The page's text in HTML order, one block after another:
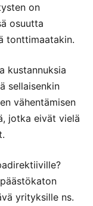
on
osuutta
tonttimaatakin.
kustannuksia
sellaisenkin
vähentämisen
jotka eivät vielä
yrityksille ns.